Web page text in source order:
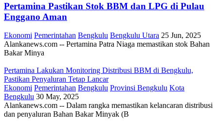
Pertamina Pastikan Stok BBM dan LPG di Pulau
Enggano Aman
Ekonomi Pemerintahan Bengkulu Bengkulu Utara 25 Jun, 2025
Alankanews.com -- Pertamina Patra Niaga memastikan stok Bahan
Bakar Minya
Pertamina Lakukan Monitoring Distribusi BBM di Bengkulu,
Pastikan Penyaluran Tetap Lancar
Ekonomi Pemerintahan Bengkulu Provinsi Bengkulu Kota
Bengkulu 30 May, 2025
Alankanews.com -- Dalam rangka memastikan kelancaran distribusi
dan penyaluran Bahan Bakar Minyak (B